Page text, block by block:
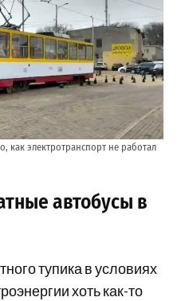
как электротранспорт не работал
автобусы в
тупика в условиях
хоть как-то